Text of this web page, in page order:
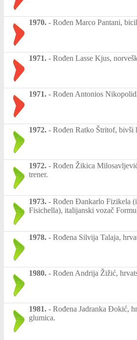
1970. - Rođen Marco Pantani,
1971. - Rođen Lasse Kjus,
1971. - Rođen Antonios
1972. - Rođen Ratko Štritof, bivši
1972. - Rođen Žikica
trener.
1973. - Rođen Đankarlo Fizikela
Fisichella), italijanski vozač
1978. - Rođena Silvija Talaja,
1980. - Rođen Andrija Žižić,
1981. - Rođena Jadranka Đokić,
glumica.